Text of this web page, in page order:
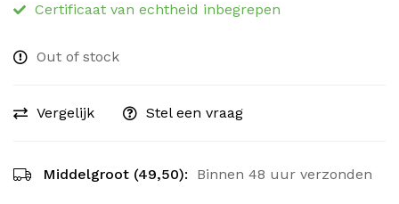
Certificaat van echtheid inbegrepen
Out of stock
Vergelijk Stel een vraag
Middelgroot (49,50): Binnen 48 uur verzonden